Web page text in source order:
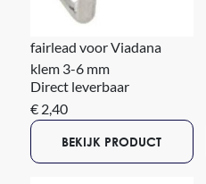
fairlead voor Viadana
klem 3-6 mm
Direct leverbaar
€ 2,40
BEKIJK PRODUCT